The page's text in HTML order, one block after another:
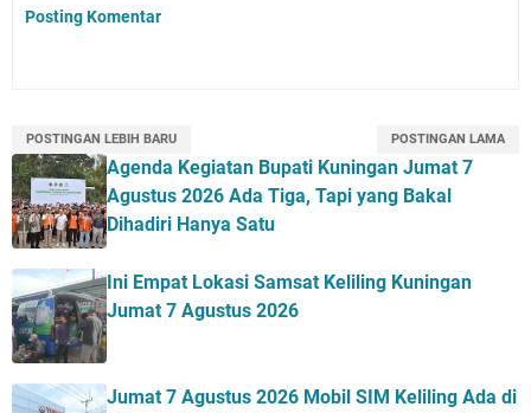
Posting Komentar
POSTINGAN LEBIH BARU POSTINGAN LAMA
Agenda Kegiatan Bupati Kuningan Jumat 7
Agustus 2026 Ada Tiga, Tapi yang Bakal
Dihadiri Hanya Satu
Ini Empat Lokasi Samsat Keliling Kuningan
Jumat 7 Agustus 2026
Jumat 7 Agustus 2026 Mobil SIM Keliling Ada di